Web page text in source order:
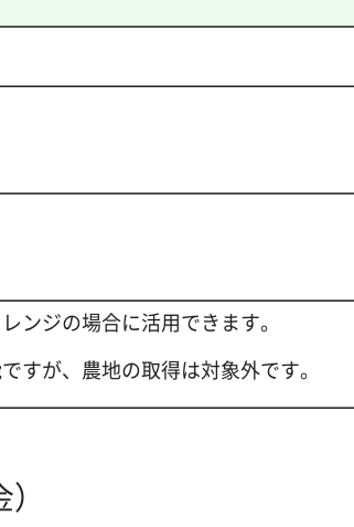
ンジの場合に活用できます。
すが、農地の取得は対象外です。